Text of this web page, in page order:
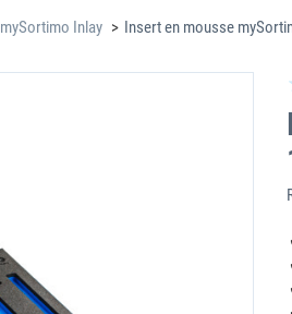
mySortimo Inlay Insert en mousse